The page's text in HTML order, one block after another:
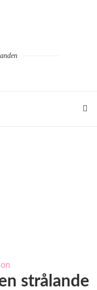
strålande